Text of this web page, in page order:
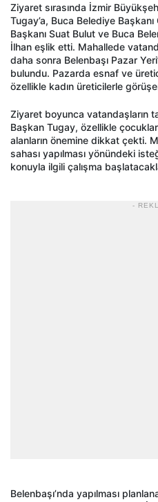
Ziyaret sırasında İzmir
Tugay’a, Buca Belediye
Başkanı Suat Bulut ve Buca
İlhan eşlik etti. Mahallede
daha sonra Belenbaşı Pazar
bulundu. Pazarda esnaf ve
özellikle kadın üreticilerle
Ziyaret boyunca vatandaşların
Başkan Tugay, özellikle
alanların önemine dikkat çekti.
sahası yapılması yönündeki
konuyla ilgili çalışma
-
Belenbaşı’nda yapılması